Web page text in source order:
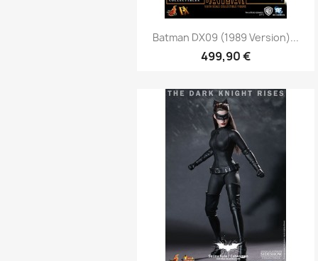
Aperçu rapide
Batman DX09 (1989 Version)...
499,90 €